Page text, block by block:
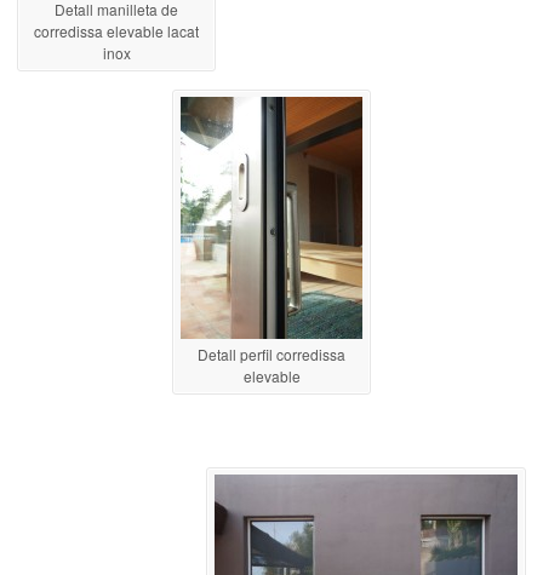
Detall manilleta de
corredissa elevable lacat
inox
Detall perfil corredissa
elevable